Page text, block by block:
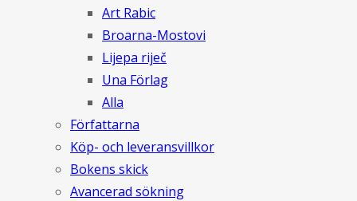
Art Rabic
Broarna-Mostovi
Lijepa riječ
Una Förlag
Alla
Författarna
Köp- och leveransvillkor
Bokens skick
Avancerad sökning